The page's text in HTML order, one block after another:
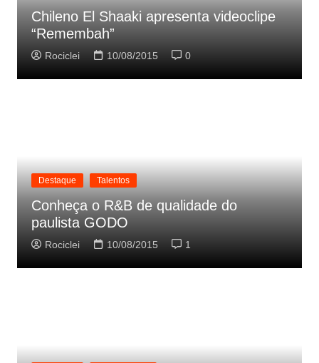
Chileno El Shaaki apresenta videoclipe
“Remembah”
Rociclei 10/08/2015 0
Destaque Talentos
Conheça o R&B de qualidade do
paulista GODO
Rociclei 10/08/2015 1